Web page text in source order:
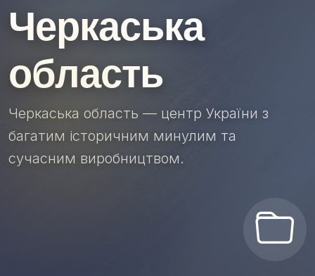
Черкаська
область
Черкаська область — центр України з
багатим історичним минулим та
сучасним виробництвом.